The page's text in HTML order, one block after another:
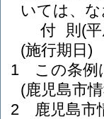
いては、
付 則 (
(施行期日)
1
この条例
(鹿児島市
2
鹿児島市